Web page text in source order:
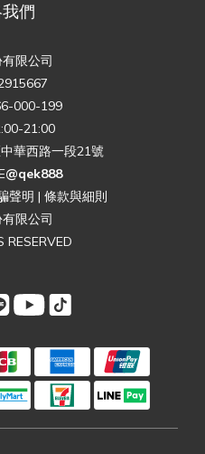
們
限公司
000-199
21:00
華西路一段21號
@qek888
聲明 | 條款與細則
限公司
RESERVED